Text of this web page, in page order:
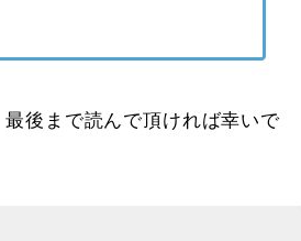
後まで読んで頂ければ幸いで